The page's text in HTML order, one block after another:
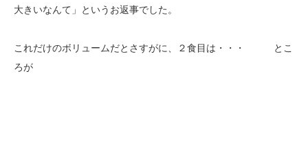
大きいなんて」というお返事でした。
これだけのボリュームだとさすがに、２食目は・・・ とこ
ろが